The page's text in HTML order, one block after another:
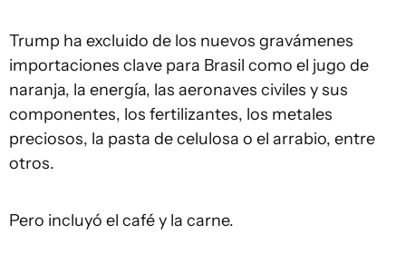
Trump ha excluido de los nuevos gravámenes
importaciones clave para Brasil como el jugo de
naranja, la energía, las aeronaves civiles y sus
componentes, los fertilizantes, los metales
preciosos, la pasta de celulosa o el arrabio, entre
otros.
Pero incluyó el café y la carne.